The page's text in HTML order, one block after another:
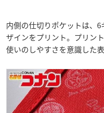
内側の仕切りポケットは、
ザインをプリント。プリン
使いのしやすさを意識した